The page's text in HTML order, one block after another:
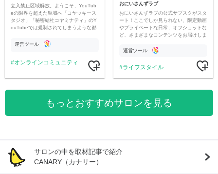
立入禁止区域解放。ようこそ、YouTub
eの限界を超えた聖域へ「コヤッキース
タジオ」「秘密結社コヤミナティ」のY
ouTubeでは規制されてしまうような都
公開。
運営ツール
オンラインコミュニティ
おにいさんずラブ
おにいさんずラブの公式サブスクがスタ
ート！ここでしか見られない、限定動画
やプライベートな日常、オフショットな
ど、さまざまなコンテンツをお届けしま
運営ツール
ライフスタイル
もっとおすすめサロンを見る
サロンの中を取材記事で紹介
CANARY（カナリー）